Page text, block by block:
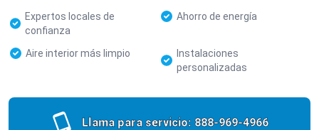
Expertos locales de
confianza
Ahorro de energía
Aire interior más limpio
Instalaciones
personalizadas
Llama para servicio: 888-969-4966